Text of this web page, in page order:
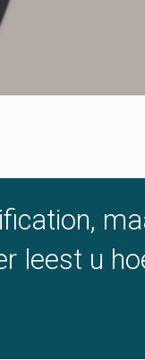
leest u